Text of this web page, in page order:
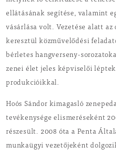
ellátásának segítése, valamint
vásárlása volt. Vezetése alatt
keresztül közművelődési
bérletes hangverseny-
zenei élet jeles képviselői
produkcióikkal.
Hoós Sándor kimagasló
tevékenysége elismeréseként
részesült. 2008 óta a Penta
munkaügyi vezetőjeként